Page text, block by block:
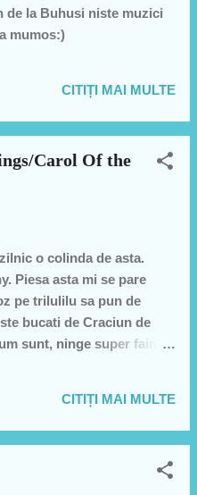
de la Buhusi niste muzici
mumos:)
CITIȚI MAI MULTE
Carol Of the
o colinda de asta.
Piesa asta mi se pare
pe trilulilu sa pun de
bucati de Craciun de
sunt, ninge super fain si
Busuioc: "Acasa de
in vedere ca o sa ne
IUHUUUU! hai va pup
CITIȚI MAI MULTE